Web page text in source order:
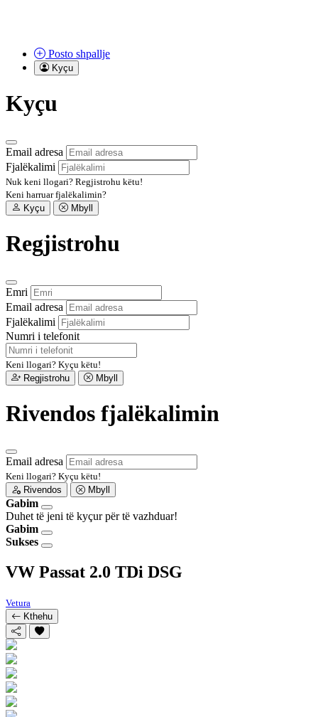
Posto shpallje
Kyçu
Kyçu
Email adresa
Fjalëkalimi
Nuk keni llogari? Regjistrohu këtu!
Keni harruar fjalëkalimin?
Kyçu
Mbyll
Regjistrohu
Emri
Email adresa
Fjalëkalimi
Numri i telefonit
Keni llogari? Kyçu këtu!
Regjistrohu
Mbyll
Rivendos fjalëkalimin
Email adresa
Keni llogari? Kyçu këtu!
Rivendos
Mbyll
Gabim
Duhet të jeni të kyçur për të vazhduar!
Gabim
Sukses
VW Passat 2.0 TDi DSG
Vetura
Kthehu